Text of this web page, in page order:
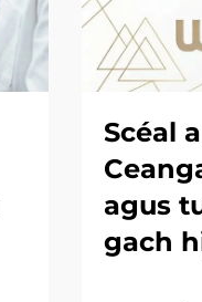
Scéal
agus
gach